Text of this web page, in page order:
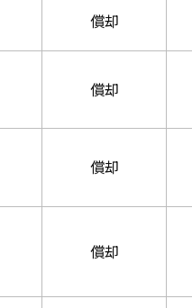
償却
償却
償却
償却